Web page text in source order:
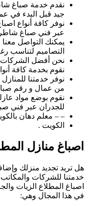
نقدم خدمة صباغ
جيد قبل البدء في
نوفر كافة أنواع
عبر فني صباغ
يمكنك التواصل
التصاميم لتناسب
نحن أفضل الشركات
نقوم بخدمة كافة
نوفر خدمتنا
من عمال و رقم
نقوم بوضع مواد
للجدران عبر فني
– – معلم دهان
الكويت .
اصباغ منازل
هل تريد تجديد منزلك
خدمتنا للشركات والمكاتب
اصباغ المطلاع الزيات
في هذا المجال وهي: